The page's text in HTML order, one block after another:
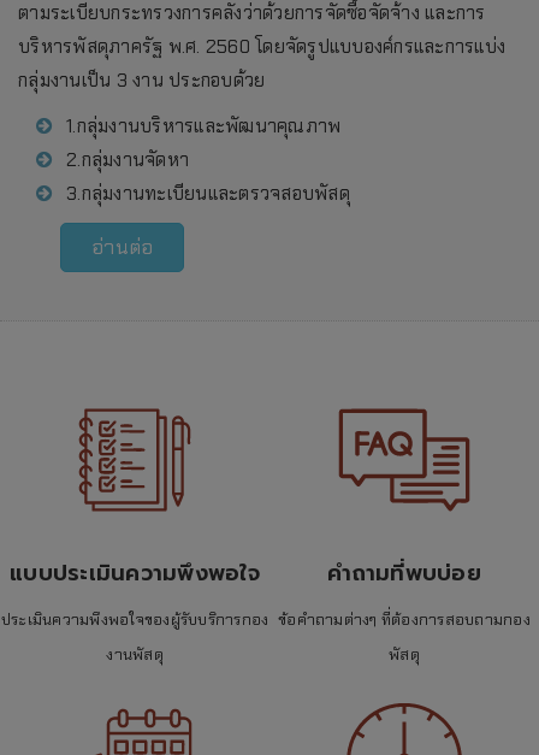
ตามระเบียบกระทรวงการคลังว่าด้วยการจัดซื้อจัดจ้าง และการ
บริหารพัสดุภาครัฐ พ.ศ. 2560 โดยจัดรูปแบบองค์กรและการแบ่ง
กลุ่มงานเป็น 3 งาน ประกอบด้วย
1.กลุ่มงานบริหารและพัฒนาคุณภาพ
2.กลุ่มงานจัดหา
3.กลุ่มงานทะเบียนและตรวจสอบพัสดุ
อ่านต่อ
แบบประเมินความพึงพอใจ
ประเมินความพึงพอใจของผู้รับบริการกอง
งานพัสดุ
คำถามที่พบบ่อย
ข้อคำถามต่างๆ ที่ต้องการสอบถามกอง
พัสดุ